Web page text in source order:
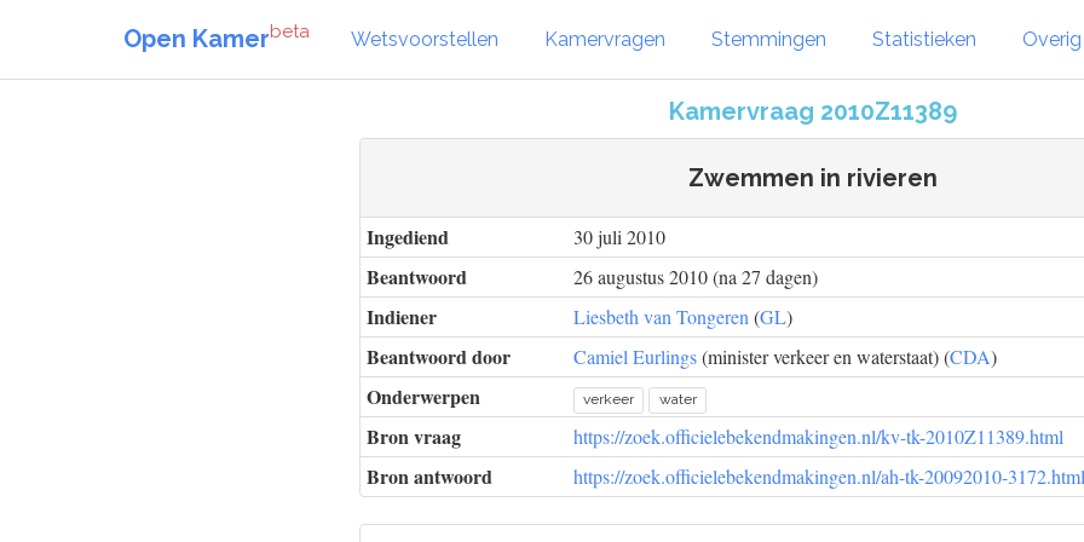
Open Kamerbeta Wetsvoorstellen Kamervragen Stemmingen Statistieken
Kamervraag 2010Z11389
Zwemmen in rivieren
Ingediend 30 juli 2010
Beantwoord 26 augustus 2010 (na 27 dagen)
Indiener Liesbeth van Tongeren (GL)
Beantwoord door Camiel Eurlings(minister verkeer en waterstaat) (CDA)
Onderwerpen verkeer water
Bron vraag https://zoek.officielebekendmakingen.nl/kv-tk-2010Z11389.html
Bron antwoord https://zoek.officielebekendmakingen.nl/ah-tk-20092010-3172.html